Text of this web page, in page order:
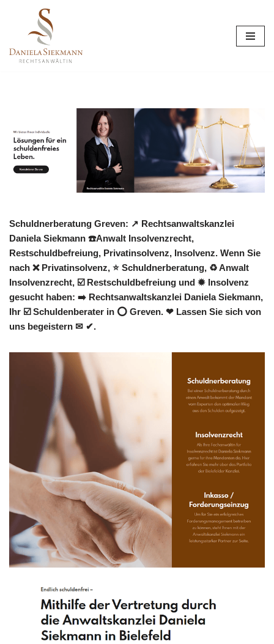
Inhalt
springen
Schuldnerberatung Greven: ↗️ Rechtsanwaltskanzlei
Daniela Siekmann ☎️Anwalt Insolvenzrecht,
Restschuldbefreiung, Privatinsolvenz, Insolvenz. Wenn Sie
nach ❌ Privatinsolvenz, ⭐ Schuldnerberatung, ♻ Anwalt
Insolvenzrecht, ☑️ Restschuldbefreiung und ✹ Insolvenz
gesucht haben: ➡️ Rechtsanwaltskanzlei Daniela Siekmann,
Ihr ☑️ Schuldenberater in ⭕ Greven. ❤ Lassen Sie sich von
uns begeistern ✉ ✔.